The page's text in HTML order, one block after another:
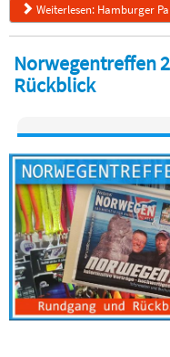
Weiterlesen: Hamburger
Norwegentreffen
Rückblick